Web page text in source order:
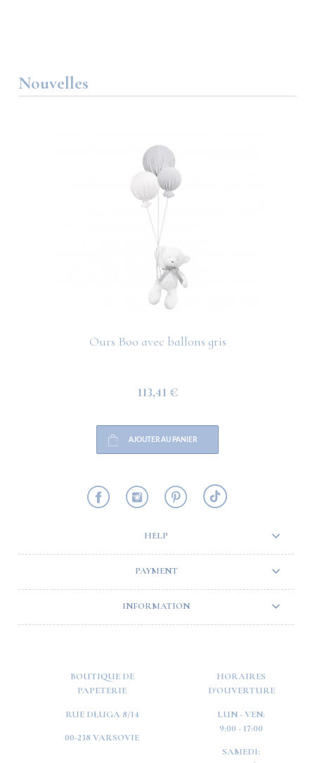
Nouvelles
Ours Boo avec ballons gris
113,41 €
AJOUTER AU PANIER
HELP
PAYMENT
INFORMATION
BOUTIQUE DE
PAPETERIE
RUE DŁUGA 8/14
00-238 VARSOVIE
HORAIRES
D'OUVERTURE
LUN - VEN:
9:00 - 17:00
SAMEDI: